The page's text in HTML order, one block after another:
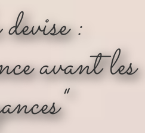
:
avant les